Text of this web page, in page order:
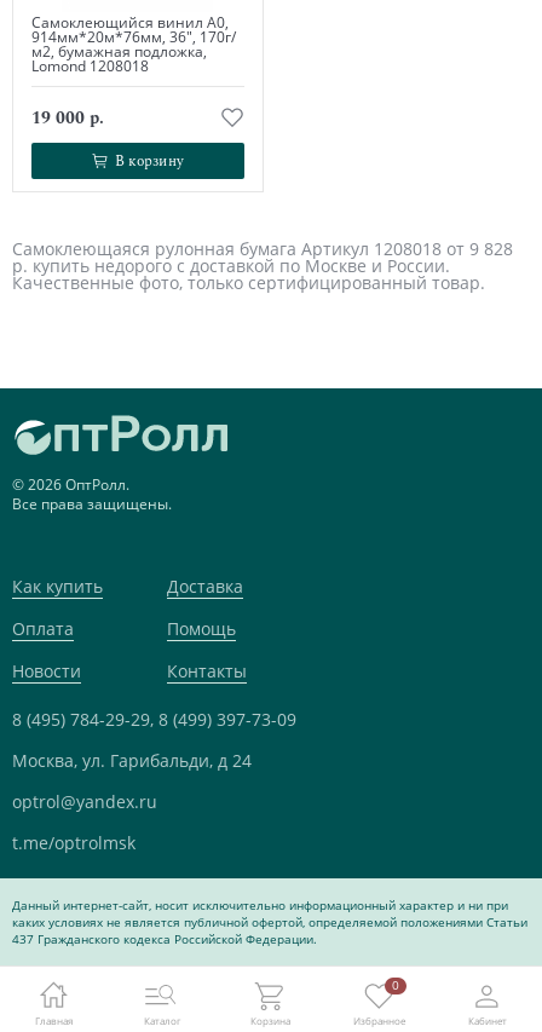
Самоклеющийся винил А0,
914мм*20м*76мм, 36", 170г/
м2, бумажная подложка,
Lomond 1208018
19 000 р.
В корзину
В корзину
Самоклеющаяся рулонная бумага Артикул 1208018 от 9 828
р. купить недорого с доставкой по Москве и России.
Качественные фото, только сертифицированный товар.
Главная Каталог Корзина
0
Избранное Кабинет
© 2026 ОптРолл.
Все права защищены.
Как купить
Доставка
Оплата
Помощь
Новости
Контакты
8 (495) 784-29-29, 8 (499) 397-73-09
Москва, ул. Гарибальди, д 24
optrol@yandex.ru
t.me/optrolmsk
Данный интернет-сайт, носит исключительно информационный характер и ни при
каких условиях не является публичной офертой, определяемой положениями Статьи
437 Гражданского кодекса Российской Федерации.